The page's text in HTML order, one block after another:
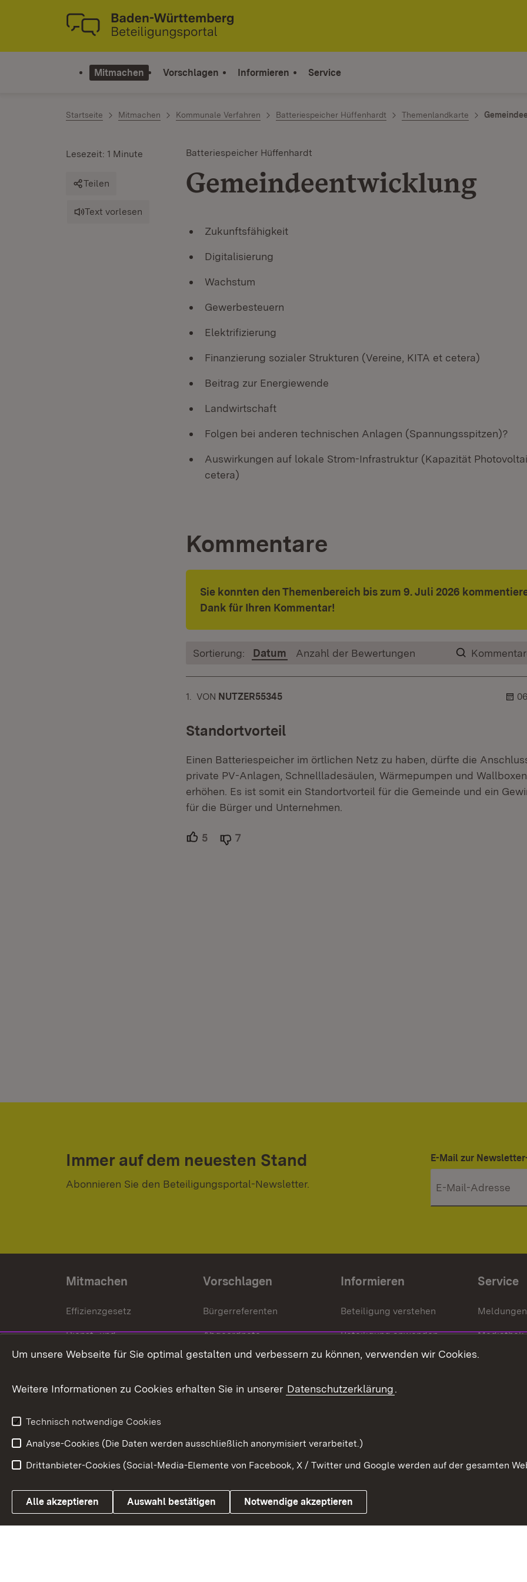
Zum Inhalt springen
Link zur Startseite
Mitmachen Vorschlagen Informieren Service
Startseite Mitmachen Kommunale Verfahren Batteriespeicher Hüffenhardt Themenlandkarte
Batteriespeicher Hüffenhardt
Gemeindeentwicklung
Lesezeit: 1 Minute
Teilen
Text vorlesen
Zukunftsfähigkeit
Digitalisierung
Wachstum
Gewerbesteuern
Elektrifizierung
Finanzierung sozialer Strukturen (Vereine, KITA et cetera)
Beitrag zur Energiewende
Landwirtschaft
Folgen bei anderen technischen Anlagen (Spannungsspitzen)?
Auswirkungen auf lokale Strom-Infrastruktur (Kapazität
cetera)
Kommentare
Sie konnten den Themenbereich bis zum 9. Juli 2026
Dank für Ihren Kommentar!
Sortierung: Datum Anzahl der Bewertungen
1. KOMMENTAR
VON :NUTZER55345
Standortvorteil
Einen Batteriespeicher im örtlichen Netz zu haben, dürfte die
private PV-Anlagen, Schnellladesäulen, Wärmepumpen und
erhöhen. Es ist somit ein Standortvorteil für die Gemeinde und ein
für die Bürger und Unternehmen.
5 Unterstützer.
7
Immer auf dem neuesten Stand
Abonnieren Sie den Beteiligungsportal-Newsletter.
E-Mail zur
Mitmachen
Effizienzgesetz
Dienst- und
Versorgungsbezüge
Weitere
Vorschlagen
Bürgerreferenten
Abgeordnete
Bürgerbeauftragte
Informieren
Beteiligung verstehen
Beteiligung anwenden
Beteiligung stärken
Service
Meldungen
Mediathek
Link zum Landesportal
Impressum Kontakt
Um unsere Webseite für Sie optimal gestalten und verbessern zu können, verwenden wir Cookies.
Weitere Informationen zu Cookies erhalten Sie in unserer Datenschutzerklärung.
Technisch notwendige Cookies
Analyse-Cookies (Die Daten werden ausschließlich anonymisiert verarbeitet.)
Drittanbieter-Cookies (Social-Media-Elemente von Facebook, X / Twitter und Google werden auf der gesamten
Alle akzeptieren Auswahl bestätigen Notwendige akzeptieren